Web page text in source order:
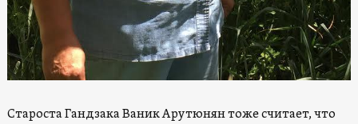
Староста Гандзака Ваник Арутюнян тоже считает, что